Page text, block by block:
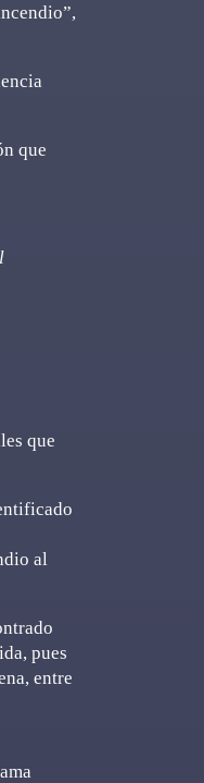
que
que
al
pues
entre